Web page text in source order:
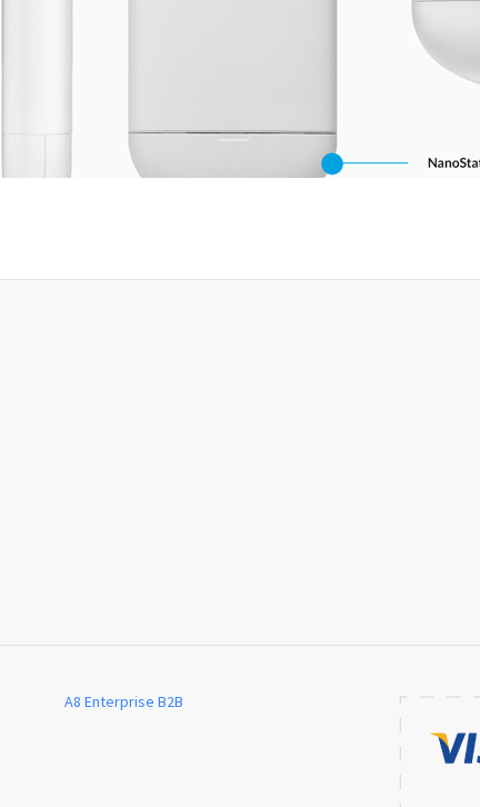
A8 Enterprise B2B